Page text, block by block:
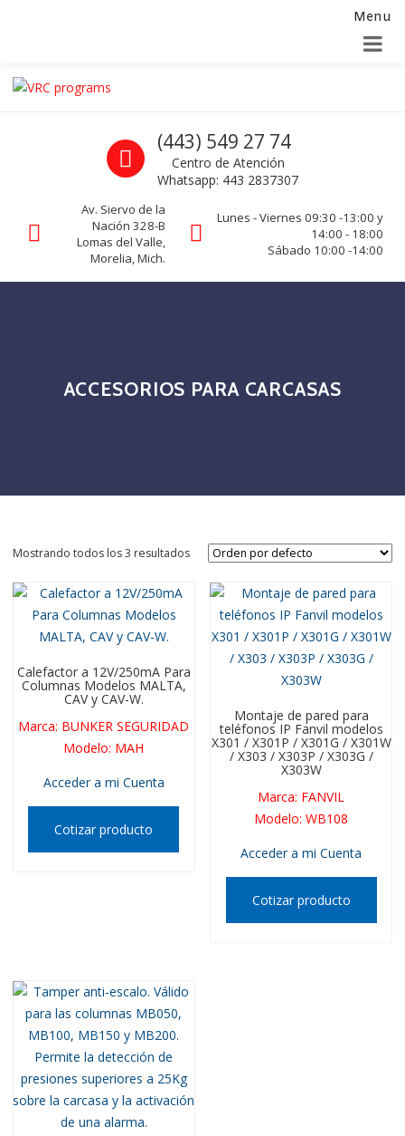
Menu
Skip to navigation
Skip to content
La seguridad de su empresa es nuestro negocio.
Call us
(443) 549 27 74
Centro de Atención
Whatsapp: 443 2837307
Av. Siervo de la
Nación 328-B
Lomas del Valle,
Morelia, Mich.
Lunes - Viernes 09:30 -13:00 y
14:00 - 18:00
Sábado 10:00 -14:00
ACCESORIOS PARA CARCASAS
Mostrando todos los 3 resultados
Calefactor a 12V/250mA Para
Columnas Modelos MALTA,
CAV y CAV-W.
Marca: BUNKER SEGURIDAD
Modelo: MAH
Acceder a mi Cuenta
Cotizar producto
Montaje de pared para
teléfonos IP Fanvil modelos
X301 / X301P / X301G / X301W
/ X303 / X303P / X303G /
X303W
Marca: FANVIL
Modelo:WB108
Acceder a mi Cuenta
Cotizar producto